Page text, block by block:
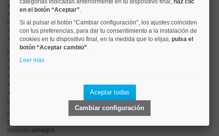
viviendas enhispanoamerica
viviendas enciudad lineal
pisos en salamanca
viviendas encentro
viviendas ensol
pisos enciudad jardín
viviendas enretiro
viviendas en
viviendas en
viviendas en
viviendas en
pisos en
pisos en
pisos en
pisos en almagro
categorías indicadas anteriormente en tu dispositivo final, haz clic
en el botón “Aceptar”.
Si al pulsar el botón “Cambiar configuración”, los ajustes coinciden
con tus preferencias, para dar tu consentimiento a la instalación de
cookies en tu dispositivo final, en la medida que lo elijas, pulsa el
botón “Aceptar cambio”.
Leer más
Aceptar todas
Cambiar configuración